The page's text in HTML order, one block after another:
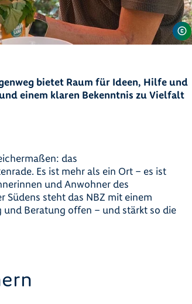
bietet Raum für Ideen, Hilfe und
einem klaren Bekenntnis zu Vielfalt
das
Es ist mehr als ein Ort – es ist
und Anwohner des
Südens steht das NBZ mit einem
Beratung offen – und stärkt so die